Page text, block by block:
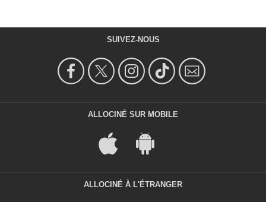
SUIVEZ-NOUS
ALLOCINÉ SUR MOBILE
ALLOCINÉ À L'ÉTRANGER